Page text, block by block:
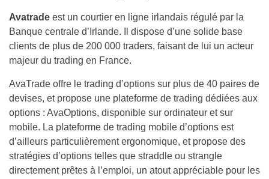
Avatrade est un courtier en ligne irlandais régulé par la
Banque centrale d’Irlande. Il dispose d’une solide base
clients de plus de 200 000 traders, faisant de lui un acteur
majeur du trading en France.
AvaTrade offre le trading d’options sur plus de 40 paires de
devises, et propose une plateforme de trading dédiées aux
options : AvaOptions, disponible sur ordinateur et sur
mobile. La plateforme de trading mobile d’options est
d’ailleurs particulièrement ergonomique, et propose des
stratégies d’options telles que straddle ou strangle
directement prêtes à l’emploi, un atout appréciable pour les